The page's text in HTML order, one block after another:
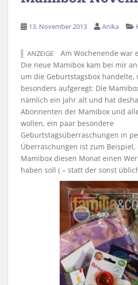
13. November 2013 Anika
ANZEIGE
Am Wochenende war
Die neue Mamibox kam bei mir
um die Geburtstagsbox
besonders aufgeregt: Die
nämlich ein Jahr alt und hat
Abonnenten der Mamibox und
wollen, ein paar besondere
Geburtstagsüberraschungen in
Überraschungen ist zum
Mamibox diesen Monat einen
haben soll ( – statt der sonst